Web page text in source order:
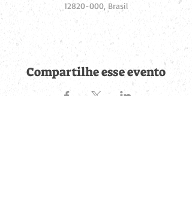
12820-000, Brasil
Compartilhe esse evento